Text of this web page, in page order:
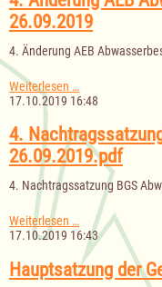
ALS
26.09.2019
26.09.2019
4. Änderung AEB
Weiterlesen …
Änderung
ALS
26.09.2019
17.10.2019 16:48
4.
26.09.2019.pdf
4. Nachtragssatzung BGS
Weiterlesen …
Nachtragssatzung
BGS
26.09.2019.pdf
17.10.2019 16:43
Hauptsatzung der